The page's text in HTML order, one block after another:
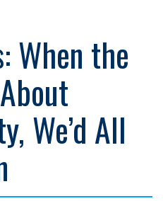
When the
We’d All